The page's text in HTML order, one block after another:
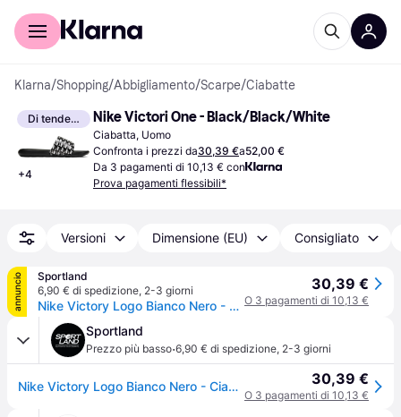
Per il tuo shopping
Klarna/Shopping/Abbigliamento/Scarpe/Ciabatte
Di tendenza
+4
Nike Victori One - Black/Black/White
Ciabatta, Uomo
Confronta i prezzi da30,39 €a52,00 €
Da 3 pagamenti di 10,13 € con
Prova pagamenti flessibili*
Versioni Dimensione (EU) Consigliato
annuncio
Sportland
6,90 € di spedizione, 2-3 giorni
Nike Victory Logo Bianco Nero - Ciabatte Mare Uomo EUR 40 / US 7 - Bianco/Nero
30,39 €
O 3 pagamenti di 10,13 €
Sportland
Prezzo più basso·6,90 € di spedizione, 2-3 giorni
Nike Victory Logo Bianco Nero - Ciabatte Mare Uomo EUR 40 / US 7 - Bianco/Nero 30,39 €
O 3 pagamenti di 10,13 €